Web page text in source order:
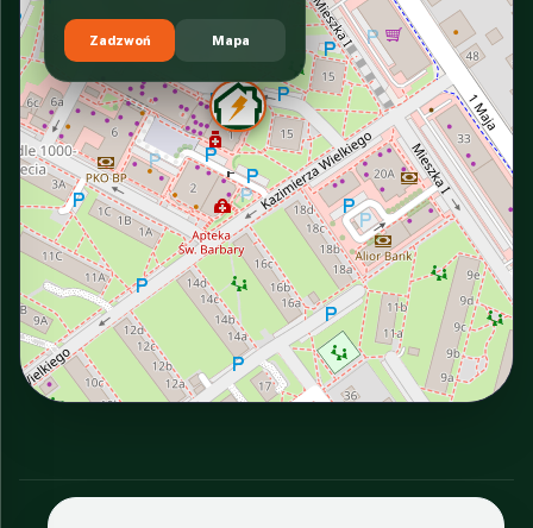
Zadzwoń Mapa
INTERACTIVE VIEW